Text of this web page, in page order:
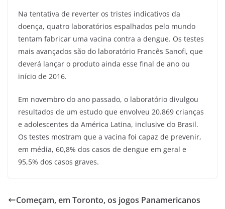
Na tentativa de reverter os tristes indicativos da
doença, quatro laboratórios espalhados pelo mundo
tentam fabricar uma vacina contra a dengue. Os testes
mais avançados são do laboratório Francês Sanofi, que
deverá lançar o produto ainda esse final de ano ou
início de 2016.
Em novembro do ano passado, o laboratório divulgou
resultados de um estudo que envolveu 20.869 crianças
e adolescentes da América Latina, inclusive do Brasil.
Os testes mostram que a vacina foi capaz de prevenir,
em média, 60,8% dos casos de dengue em geral e
95,5% dos casos graves.
Começam, em Toronto, os jogos Panamericanos